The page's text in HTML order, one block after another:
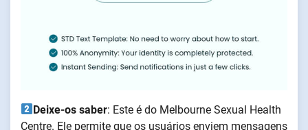
Deixe-os saber: Este é do Melbourne Sexual Health
Centre. Ele permite que os usuários enviem mensagens